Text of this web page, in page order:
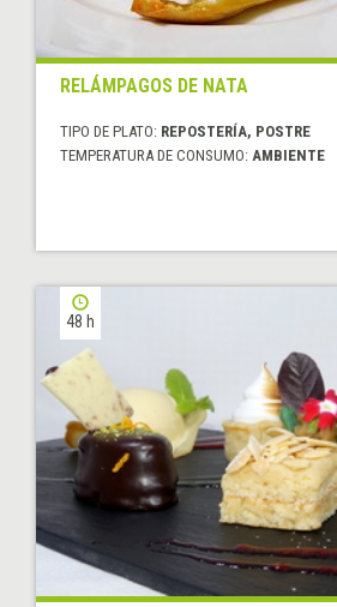
RELÁMPAGOS DE NATA
TIPO DE PLATO: REPOSTERÍA, POSTRE
TEMPERATURA DE CONSUMO: AMBIENTE
48 h